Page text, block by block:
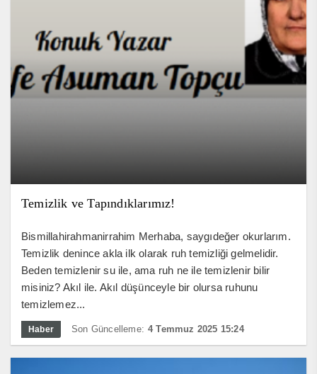
Temizlik ve Tapındıklarımız!
Bismillahirahmanirrahim Merhaba, saygıdeğer okurlarım.
Temizlik denince akla ilk olarak ruh temizliği gelmelidir.
Beden temizlenir su ile, ama ruh ne ile temizlenir bilir
misiniz? Akıl ile. Akıl düşünceyle bir olursa ruhunu
temizlemez...
Haber Son Güncelleme: 4 Temmuz 2025 15:24